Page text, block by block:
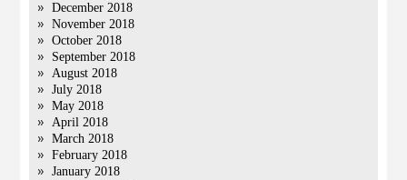
December 2018
November 2018
October 2018
September 2018
August 2018
July 2018
May 2018
April 2018
March 2018
February 2018
January 2018